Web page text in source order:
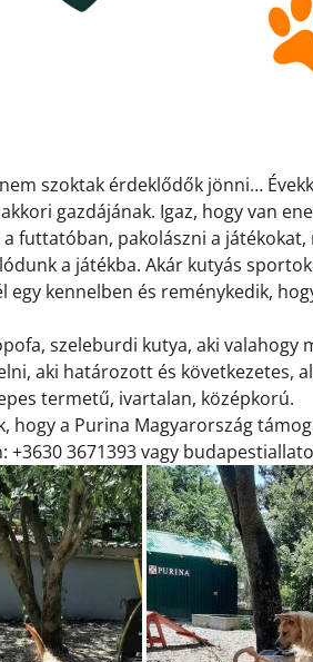
szoktak érdeklődők jönni…
gazdájának. Igaz, hogy van
futtatóban, pakolászni a
a játékba. Akár kutyás
egy kennelben és reménykedik,
szeleburdi kutya, aki
aki határozott és következetes,
termetű, ivartalan, középkorú.
hogy a Purina Magyarország
+3630 3671393 vagy